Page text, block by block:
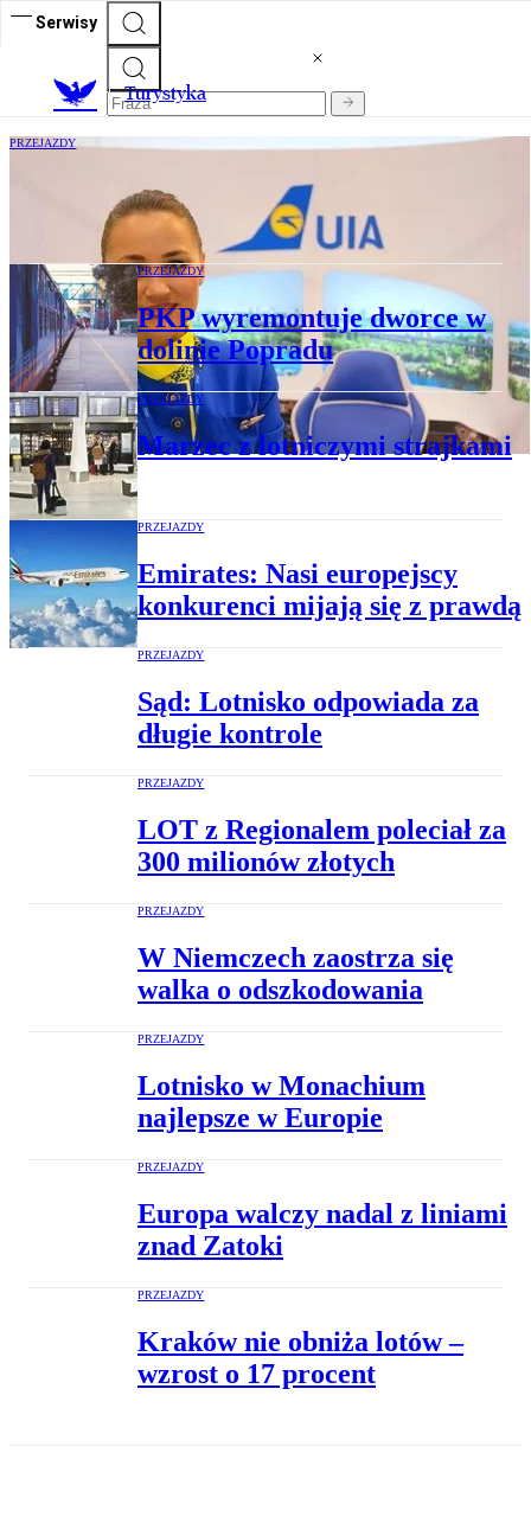
Serwisy
Turystyka
PRZEJAZDY
UIA z odprawą on-line
PRZEJAZDY
PKP wyremontuje dworce w
dolinie Popradu
PRZEJAZDY
Marzec z lotniczymi strajkami
PRZEJAZDY
Emirates: Nasi europejscy
konkurenci mijają się z prawdą
PRZEJAZDY
Sąd: Lotnisko odpowiada za
długie kontrole
PRZEJAZDY
LOT z Regionalem poleciał za
300 milionów złotych
PRZEJAZDY
W Niemczech zaostrza się
walka o odszkodowania
PRZEJAZDY
Lotnisko w Monachium
najlepsze w Europie
PRZEJAZDY
Europa walczy nadal z liniami
znad Zatoki
PRZEJAZDY
Kraków nie obniża lotów –
wzrost o 17 procent